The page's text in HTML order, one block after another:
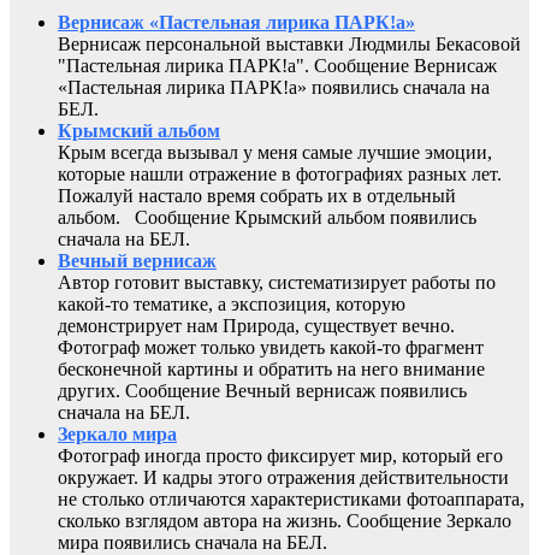
Вернисаж «Пастельная лирика ПАРК!а»
Вернисаж персональной выставки Людмилы Бекасовой
"Пастельная лирика ПАРК!а". Сообщение Вернисаж
«Пастельная лирика ПАРК!а» появились сначала на
БЕЛ.
Крымский альбом
Крым всегда вызывал у меня самые лучшие эмоции,
которые нашли отражение в фотографиях разных лет.
Пожалуй настало время собрать их в отдельный
альбом. Сообщение Крымский альбом появились
сначала на БЕЛ.
Вечный вернисаж
Автор готовит выставку, систематизирует работы по
какой-то тематике, а экспозиция, которую
демонстрирует нам Природа, существует вечно.
Фотограф может только увидеть какой-то фрагмент
бесконечной картины и обратить на него внимание
других. Сообщение Вечный вернисаж появились
сначала на БЕЛ.
Зеркало мира
Фотограф иногда просто фиксирует мир, который его
окружает. И кадры этого отражения действительности
не столько отличаются характеристиками фотоаппарата,
сколько взглядом автора на жизнь. Сообщение Зеркало
мира появились сначала на БЕЛ.